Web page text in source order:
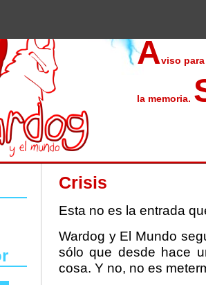
Aviso
la memoria.
Crisis
Esta no es la entrada
Wardog y El Mundo
sólo que desde hace
cosa. Y no, no es